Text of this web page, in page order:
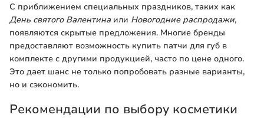
С приближением специальных праздников, таких как
День святого Валентина или Новогодние распродажи,
появляются скрытые предложения. Многие бренды
предоставляют возможность купить патчи для губ в
комплекте с другими продукцией, часто по цене одного.
Это дает шанс не только попробовать разные варианты,
но и сэкономить.
Рекомендации по выбору косметики